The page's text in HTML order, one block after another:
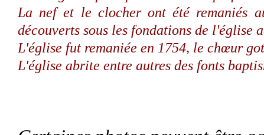
La nef et le clocher ont été remaniés
découverts sous les fondations de l'église
L'église fut remaniée en 1754, le chœur
L'église abrite entre autres des fonts